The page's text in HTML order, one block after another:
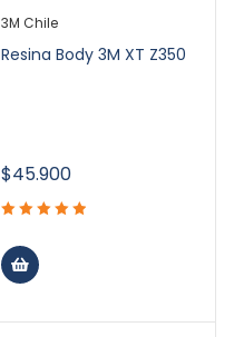
3M Chile
Resina Body 3M XT Z350
$45.900